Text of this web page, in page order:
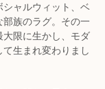
ャルウィット、ベ
部族のラグ。その一
限に生かし、モダ
生まれ変わりまし